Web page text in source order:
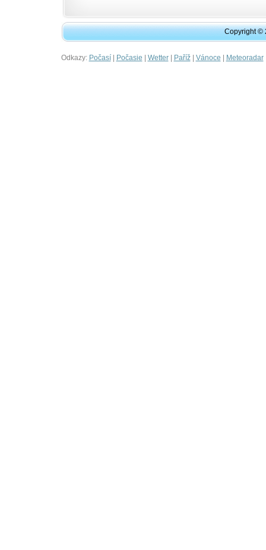
Copyright ©
Odkazy: Počasí| Počasie | Wetter| Paříž| Vánoce | Meteoradar